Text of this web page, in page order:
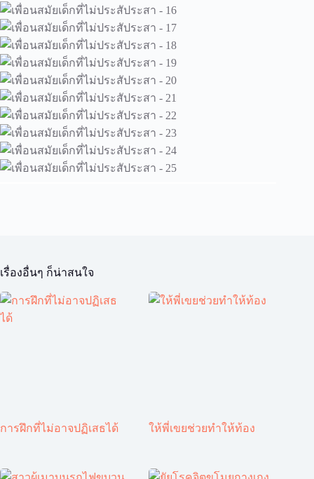
เรื่องอื่นๆ ก็น่าสนใจ
การฝึกที่ไม่อาจปฏิเสธได้ ให้พี่เขยช่วยทำให้ท้อง